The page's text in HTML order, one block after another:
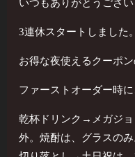
いつもありがとうござ
3連休スタートしました。
お得な夜使えるクーポン
ファーストオーダー時に
乾杯ドリンク→メガジョ
外。焼酎は、グラスのみ